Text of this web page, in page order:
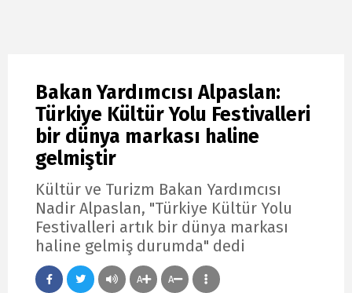
Bakan Yardımcısı Alpaslan:
Türkiye Kültür Yolu Festivalleri
bir dünya markası haline
gelmiştir
Kültür ve Turizm Bakan Yardımcısı
Nadir Alpaslan, "Türkiye Kültür Yolu
Festivalleri artık bir dünya markası
haline gelmiş durumda" dedi
A A